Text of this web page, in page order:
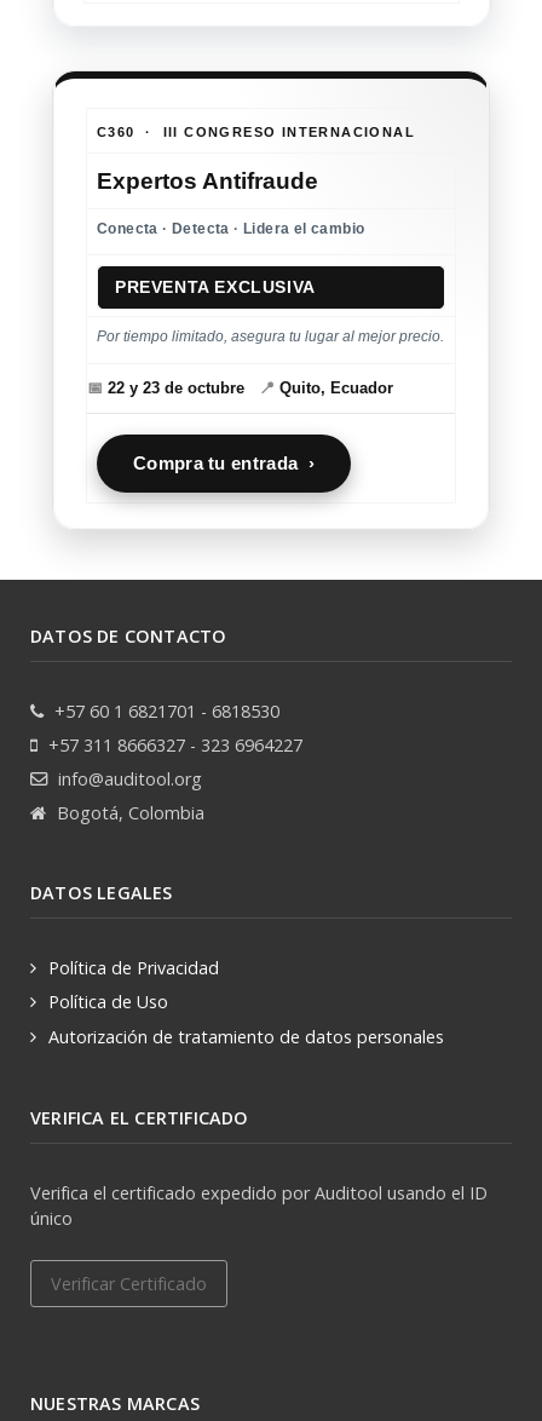
C360 · III CONGRESO INTERNACIONAL
Expertos Antifraude
Conecta · Detecta · Lidera el cambio
PREVENTA EXCLUSIVA
Por tiempo limitado, asegura tu lugar al mejor precio.
📅 22 y 23 de octubre 📍 Quito, Ecuador
Compra tu entrada ›
DATOS DE CONTACTO
+57 60 1 6821701 - 6818530
+57 311 8666327 - 323 6964227
info@auditool.org
Bogotá, Colombia
DATOS LEGALES
Política de Privacidad
Política de Uso
Autorización de tratamiento de datos personales
VERIFICA EL CERTIFICADO
Verifica el certificado expedido por Auditool usando el ID
único
Verificar Certificado
NUESTRAS MARCAS